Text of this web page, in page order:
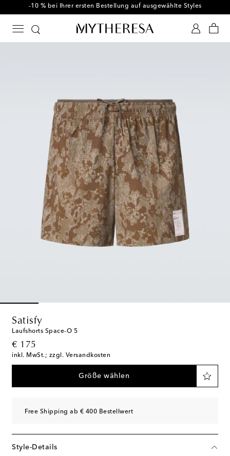
-10 % bei Ihrer ersten Bestellung auf ausgewählte Styles
Satisfy
Laufshorts Space-O 5
€ 175
original price
inkl. MwSt.; zzgl. Versandkosten
Größe wählen
Free Shipping ab € 400 Bestellwert
Style-Details